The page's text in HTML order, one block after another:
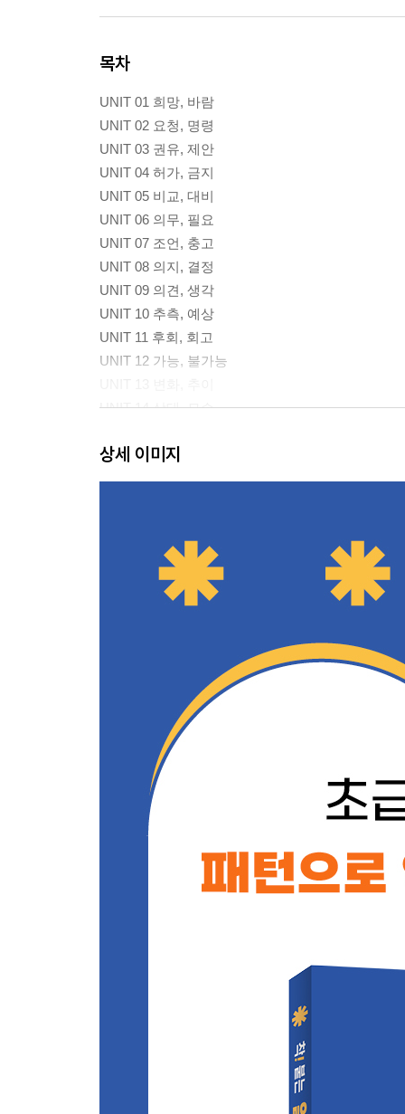
목차
UNIT 01 희망, 바람
UNIT 02 요청, 명령
UNIT 03 권유, 제안
UNIT 04 허가, 금지
UNIT 05 비교, 대비
UNIT 06 의무, 필요
UNIT 07 조언, 충고
UNIT 08 의지, 결정
UNIT 09 의견, 생각
UNIT 10 추측, 예상
UNIT 11 후회, 회고
UNIT 12 가능, 불가능
UNIT 14 상태, 모습
상세 이미지